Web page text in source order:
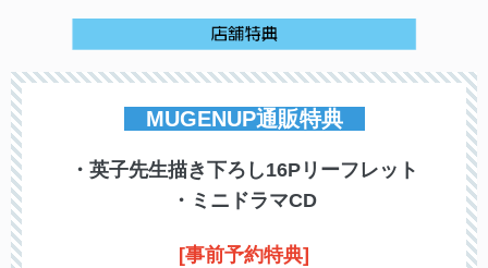
MUGENUP通販特典
・英子先生描き下ろし16Pリーフレット
・ミニドラマCD
[事前予約特典]